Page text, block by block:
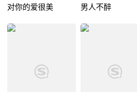
对你的爱很美 男人不醉